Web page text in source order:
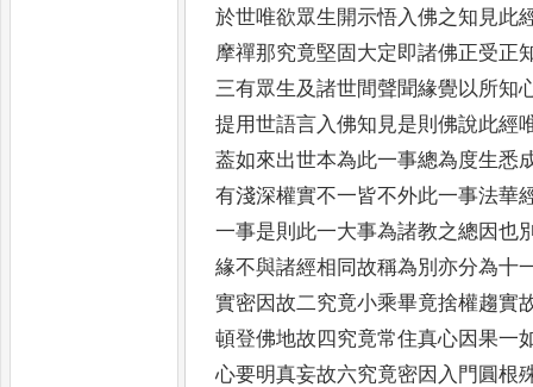
於世唯欲眾生開示悟入佛之知見此
摩禪那究竟堅固大定即諸佛正受正
三有眾生及諸世間聲聞緣覺以所知
提用世語言入佛知見是則佛說此經
葢如來出世本為此一事總為度生悉
有淺深權實不一皆不外此一事法華
一事是則 此一大事為諸教之總因也
緣不與諸經相同故稱為別亦分為十
實密因故二究竟小乘畢竟捨權趨實
頓登佛地故四究竟常住真心因果一
心要明真妄故六究竟密因入門圓根